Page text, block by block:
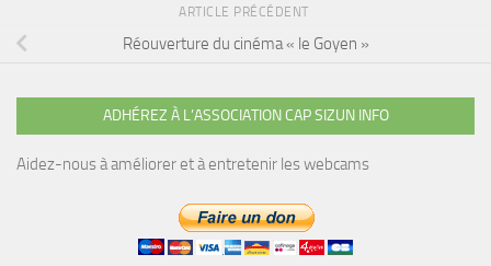
ARTICLE PRÉCÉDENT
Réouverture du cinéma « le Goyen »
ADHÉREZ À L’ASSOCIATION CAP SIZUN INFO
Aidez-nous à améliorer et à entretenir les webcams